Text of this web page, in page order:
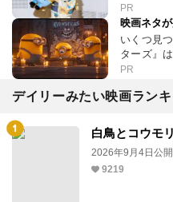
PR
映画ネタ
いくつ見
ターズ』
PR
デイリーみたい映画ラン
白鳥とコウモリ
2026年9月4日公開
9219